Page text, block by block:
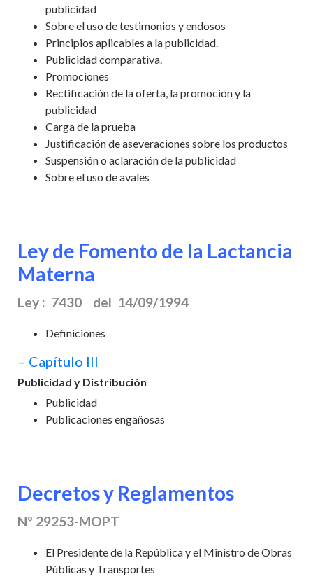
publicidad
Sobre el uso de testimonios y endosos
Principios aplicables a la publicidad.
Publicidad comparativa.
Promociones
Rectificación de la oferta, la promoción y la
publicidad
Carga de la prueba
Justificación de aseveraciones sobre los productos
Suspensión o aclaración de la publicidad
Sobre el uso de avales
Ley de Fomento de la Lactancia
Materna
Ley : 7430 del 14/09/1994
Definiciones
– Capítulo III
Publicidad y Distribución
Publicidad
Publicaciones engañosas
Decretos y Reglamentos
Nº 29253-MOPT
El Presidente de la República y el Ministro de Obras
Públicas y Transportes